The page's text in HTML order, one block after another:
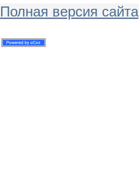
Полная версия сайта